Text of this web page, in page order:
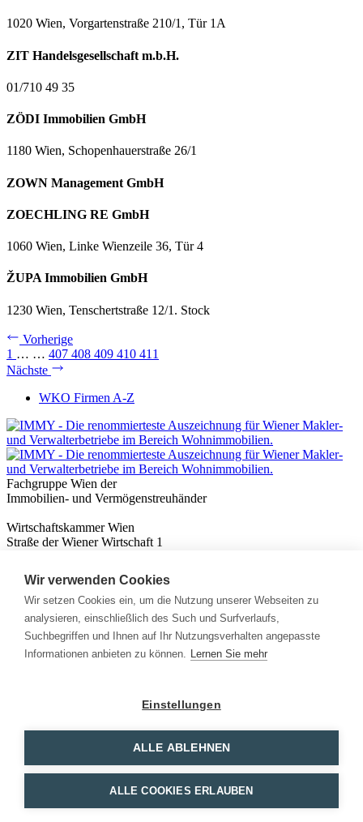
1020 Wien, Vorgartenstraße 210/1, Tür 1A
ZIT Handelsgesellschaft m.b.H.
01/710 49 35
ZÖDI Immobilien GmbH
1180 Wien, Schopenhauerstraße 26/1
ZOWN Management GmbH
ZOECHLING RE GmbH
1060 Wien, Linke Wienzeile 36, Tür 4
ŽUPA Immobilien GmbH
1230 Wien, Tenschertstraße 12/1. Stock
Vorherige
1 … … 407 408 409 410 411
Nächste
WKO Firmen A-Z
Fachgruppe Wien der
Immobilien- und Vermögenstreuhänder
Wirtschaftskammer Wien
Straße der Wiener Wirtschaft 1
Nützliches
Immobilienwissen
Formulare & Rechner
Expert:innen
Info
Wir verwenden Cookies
Wir setzen Cookies ein, um die Nutzung unserer Webseiten zu
analysieren, einschließlich des Such und Surfverlaufs,
Suchbegriffen und Ihnen auf Ihr Nutzungsverhalten angepasste
Informationen anbieten zu können. Lernen Sie mehr
Einstellungen
ALLE ABLEHNEN
ALLE COOKIES ERLAUBEN